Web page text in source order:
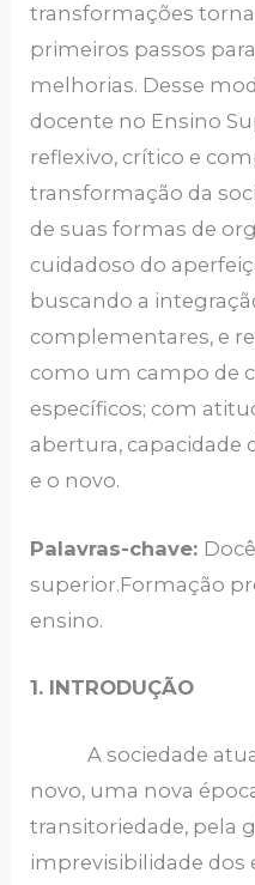
transformações
primeiros passos
melhorias. Desse
docente no Ensino
reflexivo, crítico e
transformação da
de suas formas de
cuidadoso do
buscando a
complementares, e
como um campo de
específicos; com
abertura, capacidade
e o novo.
Palavras-chave:
superior.Formação
ensino.
1. INTRODUÇÃO
A sociedade
novo, uma nova
transitoriedade, pela
imprevisibilidade dos